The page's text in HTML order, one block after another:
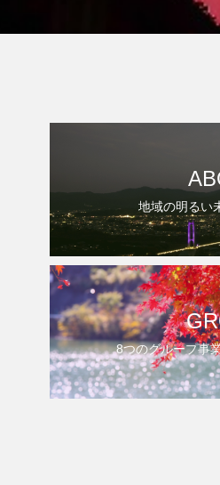
地域の明るい
8つのグループ事